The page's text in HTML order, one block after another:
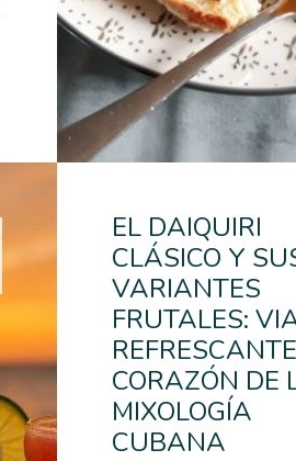
EL DAIQUIRI
CLÁSICO Y
VARIANTES
FRUTALES:
CORAZÓN DE
MIXOLOGÍA
CUBANA